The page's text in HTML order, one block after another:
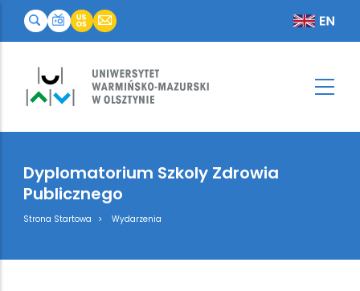
Dyplomatorium Szkoly Zdrowia
Publicznego
Breadcrumb
Strona Startowa Wydarzenia